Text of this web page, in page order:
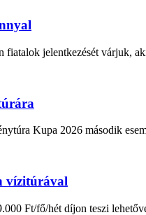
jelentkezését várjuk,
Kupa 2026 második
vízitúrával
Ft/fő/hét díjon teszi